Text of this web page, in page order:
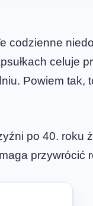
codzienne
celuje
Powiem tak,
po 40. roku
przywrócić